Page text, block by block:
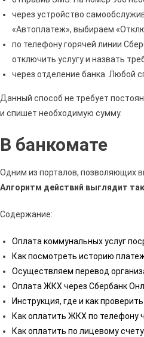
через устройство
«Автоплатеж», выбираем
по телефону горячей линии
отключить услугу и назвать
через отделение банка. Любой
Данный способ не требует
и спишет необходимую сумму.
В банкомате
Одним из порталов, позволяющих
Алгоритм действий выглядит
Содержание:
Оплата коммунальных услуг
Как посмотреть историю
Осуществляем перевод
Оплата ЖКХ через Сбербанк
Инструкция, где и как
Как оплатить ЖКХ по телефону
Как оплатить по лицевому